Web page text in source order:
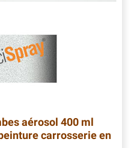
aérosol 400 ml
carrosserie en